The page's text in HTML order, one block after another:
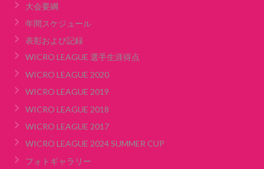
大会要綱
年間スケジュール
表彰および記録
WICRO LEAGUE 選手生涯得点
WICRO LEAGUE 2020
WICRO LEAGUE 2019
WICRO LEAGUE 2018
WICRO LEAGUE 2017
WICRO LEAGUE 2024 SUMMER CUP
フォトギャラリー